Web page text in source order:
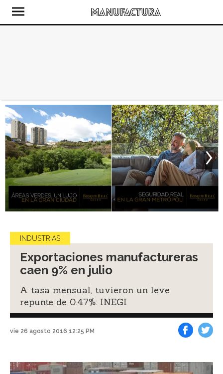
INDUSTRIAS
Exportaciones manufactureras
caen 9% en julio
A tasa mensual, tuvieron un leve
repunte de 0.47%: INEGI
vie 26 agosto 2016 12:25 PM